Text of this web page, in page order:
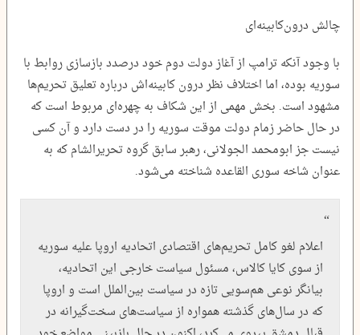
چالش درون‌کابینه‌ای
با وجود آنکه ترامپ از آغاز دولت دوم خود درصدد بازسازی روابط با
سوریه بوده، اما اختلاف نظر درون کابینه‌اش درباره تعلیق تحریم‌ها
مشهود است. بخش مهمی از این شکاف به چهره‌ای مربوط است که
در حال حاضر زمام دولت موقت سوریه را در دست دارد و آن کسی
نیست جز ابومحمد الجولانی، رهبر سابق گروه تحریرالشام که به
عنوان شاخه سوری القاعده شناخته می‌شود.
اعلام لغو کامل تحریم‌های اقتصادی اتحادیه اروپا علیه سوریه
از سوی کایا کالاس، مسئول سیاست خارجی این اتحادیه،
بیانگر نوعی هم‌سویی تازه در سیاست بین‌الملل است و اروپا
که در سال‌های گذشته همواره از سیاست‌های سخت‌گیرانه در